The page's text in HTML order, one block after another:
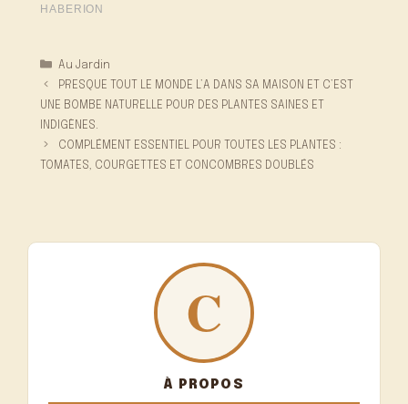
Catégories
Au Jardin
PRESQUE TOUT LE MONDE L’A DANS SA MAISON ET C’EST
UNE BOMBE NATURELLE POUR DES PLANTES SAINES ET
INDIGÈNES.
COMPLÉMENT ESSENTIEL POUR TOUTES LES PLANTES :
TOMATES, COURGETTES ET CONCOMBRES DOUBLÉS
À PROPOS